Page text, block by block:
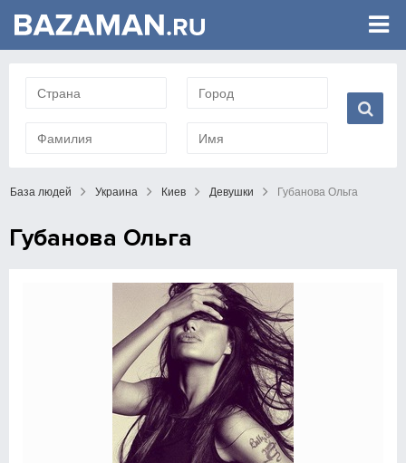
База людей Украина Киев Девушки Губанова Ольга
Губанова Ольга